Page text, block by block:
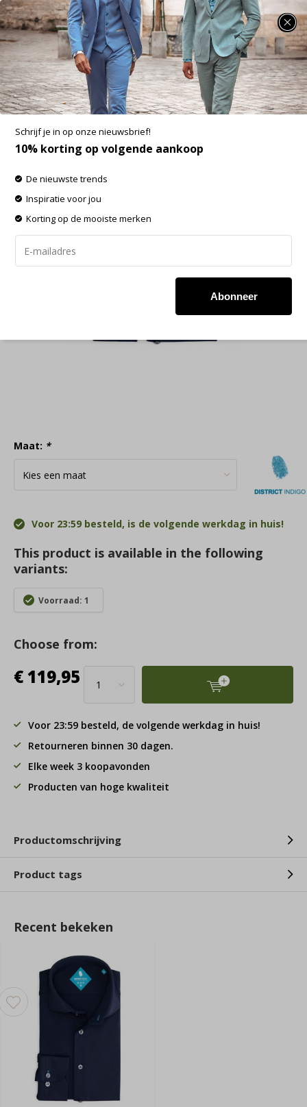
SUMMER SALE: 25% t/m 50% korting op heel veel zomerse items!
District Indigo Overhemd Pique Performance
Navy (7.31.025.780 - 010)
Aan verlanglijst toevoegen
Maat: *
Voor 23:59 besteld, is de volgende werkdag in huis!
This product is available in the following
variants:
Voorraad: 1
Choose from:
€ 119,95
Voor 23:59 besteld, de volgende werkdag in huis!
Retourneren binnen 30 dagen.
Elke week 3 koopavonden
Producten van hoge kwaliteit
Productomschrijving
Product tags
Recent bekeken
Schrijf je in op onze nieuwsbrief!
10% korting op volgende aankoop
De nieuwste trends
Inspiratie voor jou
Korting op de mooiste merken
Abonneer